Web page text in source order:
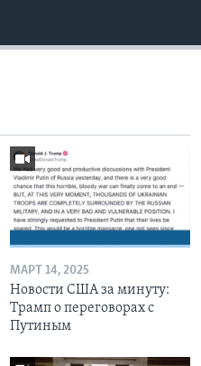
МАРТ 14, 2025
Новости США за минуту:
Трамп о переговорах с
Путиным